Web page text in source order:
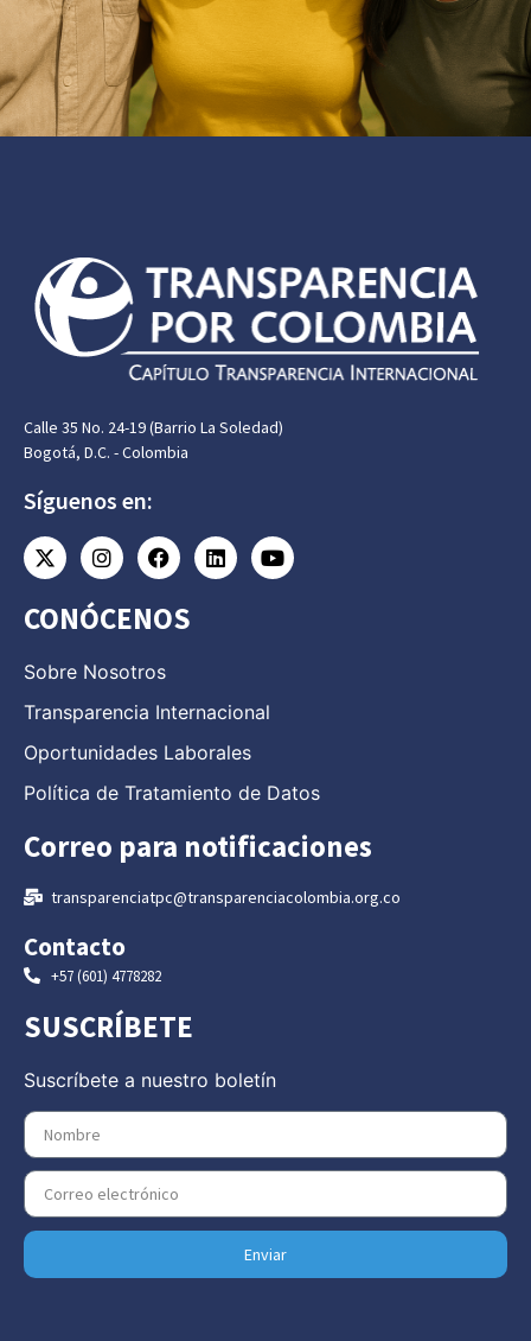
Calle 35 No. 24-19 (Barrio La Soledad)
Bogotá, D.C. - Colombia
Síguenos en:
CONÓCENOS
Sobre Nosotros
Transparencia Internacional
Oportunidades Laborales
Política de Tratamiento de Datos
Correo para notificaciones
transparenciatpc@transparenciacolombia.org.co
Contacto
+57 (601) 4778282
SUSCRÍBETE
Suscríbete a nuestro boletín
Enviar